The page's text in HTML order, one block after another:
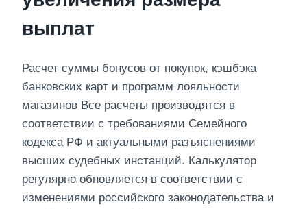
выплат
Расчет суммы бонусов от покупок, кэшбэка
банковских карт и программ лояльности
магазинов Все расчеты производятся в
соответствии с требованиями Семейного
кодекса РФ и актуальными разъяснениями
высших судебных инстанций. Калькулятор
регулярно обновляется в соответствии с
изменениями российского законодательства и